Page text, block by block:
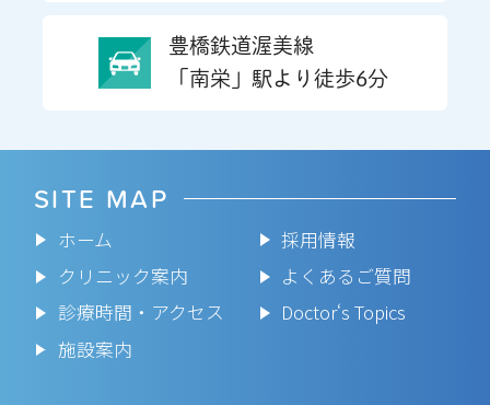
豊橋鉄道渥美線
「南栄」駅より徒歩6分
SITE MAP
ホーム
採用情報
クリニック案内
よくあるご質問
診療時間・アクセス
Doctor‘s Topics
施設案内